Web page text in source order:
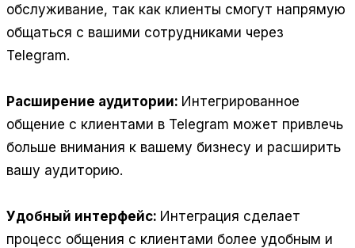
обслуживание, так как клиенты смогут напрямую
общаться с вашими сотрудниками через
Telegram.
Расширение аудитории: Интегрированное
общение с клиентами в Telegram может привлечь
больше внимания к вашему бизнесу и расширить
вашу аудиторию.
Удобный интерфейс: Интеграция сделает
процесс общения с клиентами более удобным и